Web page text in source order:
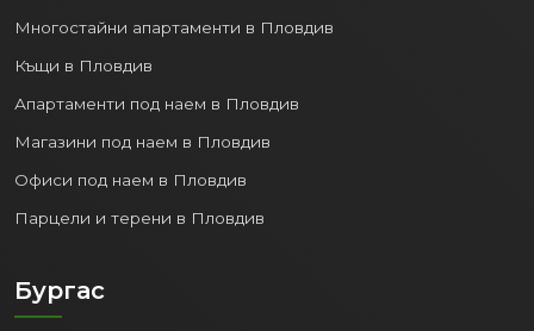
Многостайни апартаменти в Пловдив
Къщи в Пловдив
Апартаменти под наем в Пловдив
Магазини под наем в Пловдив
Офиси под наем в Пловдив
Парцели и терени в Пловдив
Бургас